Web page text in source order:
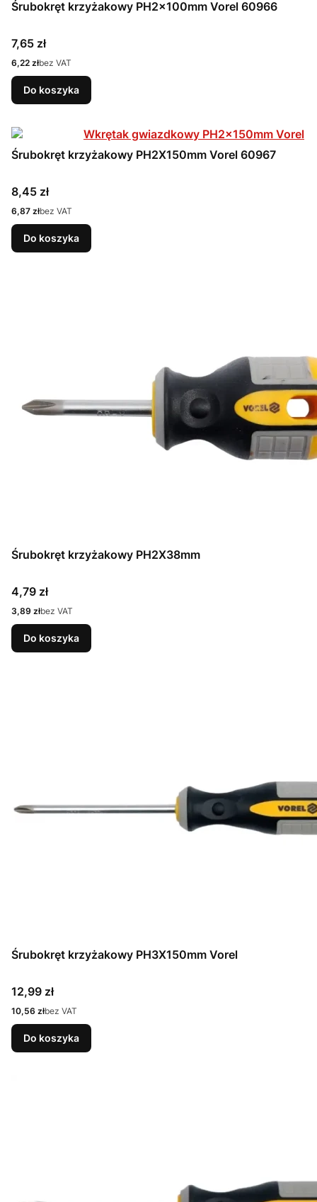
Śrubokręt krzyżakowy PH2x100mm Vorel 60966
Cena
7,65 zł
Cena
6,22 złbez VAT
Do koszyka
Śrubokręt krzyżakowy PH2X150mm Vorel 60967
Cena
8,45 zł
Cena
6,87 złbez VAT
Do koszyka
Śrubokręt krzyżakowy PH2X38mm
Cena
4,79 zł
Cena
3,89 złbez VAT
Do koszyka
Śrubokręt krzyżakowy PH3X150mm Vorel
Cena
12,99 zł
Cena
10,56 złbez VAT
Do koszyka